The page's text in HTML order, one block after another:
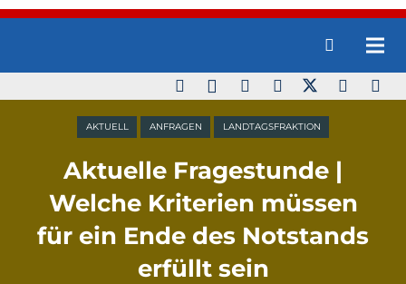
AKTUELL ANFRAGEN LANDTAGSFRAKTION
Aktuelle Fragestunde |
Welche Kriterien müssen
für ein Ende des Notstands
erfüllt sein